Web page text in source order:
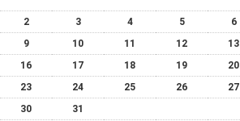
2
3 4 5 6
9
10 11 12 13
16
17 18 19 20
23
24 25 26 27
30
31